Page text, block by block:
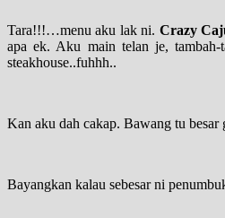
Tara!!!…menu aku lak ni. Crazy
apa ek. Aku main telan je,
steakhouse..fuhhh..
Kan aku dah cakap. Bawang tu
Bayangkan kalau sebesar ni